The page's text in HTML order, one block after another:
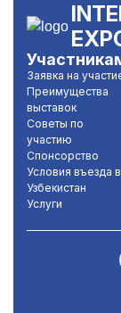
Заявка на
Преимущества
выставок
Советы по
участию
Спонсорство
Условия въезда в
Узбекистан
Услуги